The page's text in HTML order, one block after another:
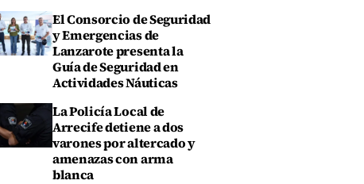
El Consorcio de Seguridad
y Emergencias de
Lanzarote presenta la
Guía de Seguridad en
Actividades Náuticas
La Policía Local de
Arrecife detiene a dos
varones por altercado y
amenazas con arma
blanca